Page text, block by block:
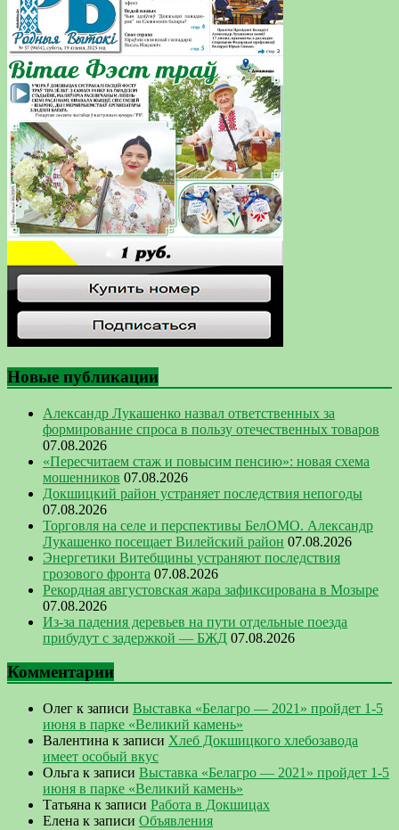
Новые публикации
Александр Лукашенко назвал ответственных за
формирование спроса в пользу отечественных товаров
07.08.2026
«Пересчитаем стаж и повысим пенсию»: новая схема
мошенников 07.08.2026
Докшицкий район устраняет последствия непогоды
07.08.2026
Торговля на селе и перспективы БелОМО. Александр
Лукашенко посещает Вилейский район 07.08.2026
Энергетики Витебщины устраняют последствия
грозового фронта 07.08.2026
Рекордная августовская жара зафиксирована в Мозыре
07.08.2026
Из-за падения деревьев на пути отдельные поезда
прибудут с задержкой — БЖД 07.08.2026
Комментарии
Олег к записи Выставка «Белагро — 2021» пройдет 1-5
июня в парке «Великий камень»
Валентина к записи Хлеб Докшицкого хлебозавода
имеет особый вкус
Ольга к записи Выставка «Белагро — 2021» пройдет 1-5
июня в парке «Великий камень»
Татьяна к записи Работа в Докшицах
Елена к записи Объявления